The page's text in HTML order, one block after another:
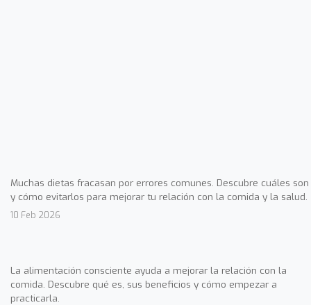
Muchas dietas fracasan por errores comunes. Descubre cuáles son
y cómo evitarlos para mejorar tu relación con la comida y la salud.
10 Feb 2026
La alimentación consciente ayuda a mejorar la relación con la
comida. Descubre qué es, sus beneficios y cómo empezar a
practicarla.